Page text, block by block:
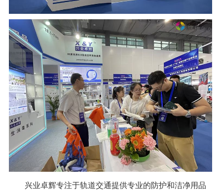
兴业卓辉专注于轨道交通提供专业的防护和洁净用品